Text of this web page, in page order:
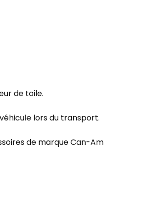
de toile.
lors du transport.
de marque Can-Am